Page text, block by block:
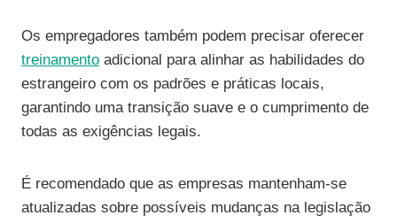
Os empregadores também podem precisar oferecer
treinamento adicional para alinhar as habilidades do
estrangeiro com os padrões e práticas locais,
garantindo uma transição suave e o cumprimento de
todas as exigências legais.
É recomendado que as empresas mantenham-se
atualizadas sobre possíveis mudanças na legislação